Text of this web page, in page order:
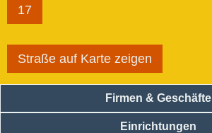
17
Straße auf Karte zeigen
Firmen & Geschäfte
Einrichtungen